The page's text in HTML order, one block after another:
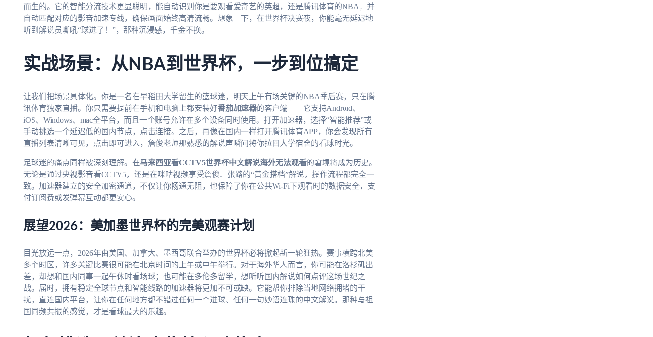
而生的。它的智能分流技术更显聪明，能自动识别你是要观看爱奇艺的英超，还是腾讯体育的NBA，并
自动匹配对应的影音加速专线，确保画面始终高清流畅。想象一下，在世界杯决赛夜，你能毫无延迟地
听到解说员嘶吼“球进了！”，那种沉浸感，千金不换。
实战场景：从NBA到世界杯，一步到位搞定
让我们把场景具体化。你是一名在早稻田大学留生的篮球迷，明天上午有场关键的NBA季后赛，只在腾
讯体育独家直播。你只需要提前在手机和电脑上都安装好番茄加速器的客户端——它支持Android、
iOS、Windows、mac全平台，而且一个账号允许在多个设备同时使用。打开加速器，选择“智能推荐”或
手动挑选一个延迟低的国内节点，点击连接。之后，再像在国内一样打开腾讯体育APP，你会发现所有
直播列表清晰可见，点击即可进入，詹俊老师那熟悉的解说声瞬间将你拉回大学宿舍的看球时光。
足球迷的痛点同样被深刻理解。 在马来西亚看CCTV5世界杯中文解说海外无法观看的窘境将成为历史。
无论是通过央视影音看CCTV5，还是在咪咕视频享受詹俊、张路的“黄金搭档”解说，操作流程都完全一
致。加速器建立的安全加密通道，不仅让你畅通无阻，也保障了你在公共Wi-Fi下观看时的数据安全，支
付订阅费或发弹幕互动都更安心。
展望2026：美加墨世界杯的完美观赛计划
目光放远一点，2026年由美国、加拿大、墨西哥联合举办的世界杯必将掀起新一轮狂热。赛事横跨北美
多个时区，许多关键比赛很可能在北京时间的上午或中午举行。对于海外华人而言，你可能在洛杉矶出
差，却想和国内同事一起午休时看场球；也可能在多伦多留学，想听听国内解说如何点评这场世纪之
战。届时，拥有稳定全球节点和智能线路的加速器将更加不可或缺。它能帮你排除当地网络拥堵的干
扰，直连国内平台，让你在任何地方都不错过任何一个进球、任何一句妙语连珠的中文解说。那种与祖
国同频共振的感觉，才是看球最大的乐趣。